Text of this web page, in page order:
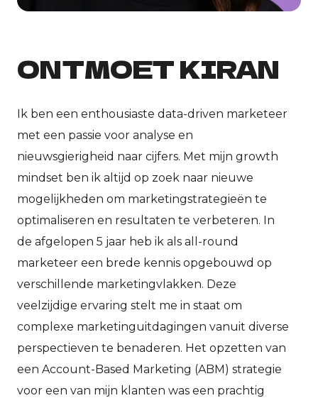
ONTMOET KIRAN
Ik ben een enthousiaste data-driven marketeer
met een passie voor analyse en
nieuwsgierigheid naar cijfers. Met mijn growth
mindset ben ik altijd op zoek naar nieuwe
mogelijkheden om marketingstrategieën te
optimaliseren en resultaten te verbeteren. In
de afgelopen 5 jaar heb ik als all-round
marketeer een brede kennis opgebouwd op
verschillende marketingvlakken. Deze
veelzijdige ervaring stelt me in staat om
complexe marketinguitdagingen vanuit diverse
perspectieven te benaderen. Het opzetten van
een Account-Based Marketing (ABM) strategie
voor een van mijn klanten was een prachtig